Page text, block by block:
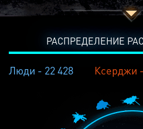
РАСПРЕДЕЛЕНИЕ
Люди - 22 428 Ксерджи